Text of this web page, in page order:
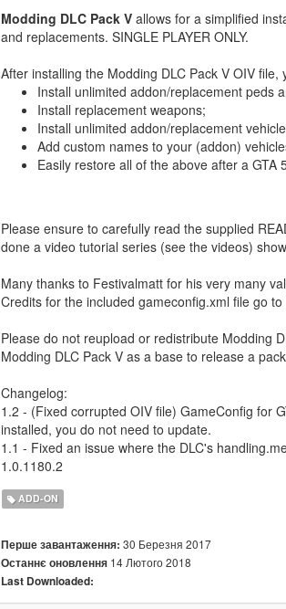
Modding DLC Pack Vallows for a simplified
and replacements. SINGLE PLAYER ONLY.
After installing the Modding DLC Pack V OIV
Install unlimited addon/replacement peds
Install replacement weapons;
Install unlimited addon/replacement
Add custom names to your (addon)
Easily restore all of the above after a GTA
Please ensure to carefully read the supplied
done a video tutorial series (see the videos)
Many thanks to Festivalmatt for his very many
Credits for the included gameconfig.xml file go to
Please do not reupload or redistribute Modding
Modding DLC Pack V as a base to release a
Changelog:
1.2 - (Fixed corrupted OIV file) GameConfig for
installed, you do not need to update.
1.1 - Fixed an issue where the DLC's
1.0.1180.2
ADD-ON
Перше завантаження: 30 Березня 2017
Останнє оновлення14 Лютого 2018
Last Downloaded: